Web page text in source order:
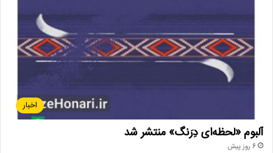
اخبار
آلبوم «لحظه‌ای دِرَنگ» منتشر شد
6 روز پیش